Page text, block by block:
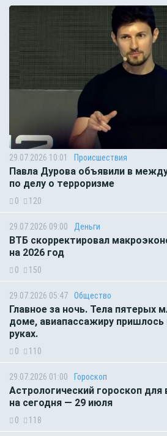
29.07.2026 10:01 Происшествия
Павла Дурова объявили в
по делу о терроризме
0 120
29.07.2026 09:00 Деньги
ВТБ скорректировал
на 2026 год
0 150
29.07.2026 05:47 Общество
Главное за ночь. Тела пятерых
доме, авиапассажиру пришлось
руках.
0 110
29.07.2026 01:00 Гороскоп
Астрологический гороскоп для
на сегодня — 29 июля
0 118